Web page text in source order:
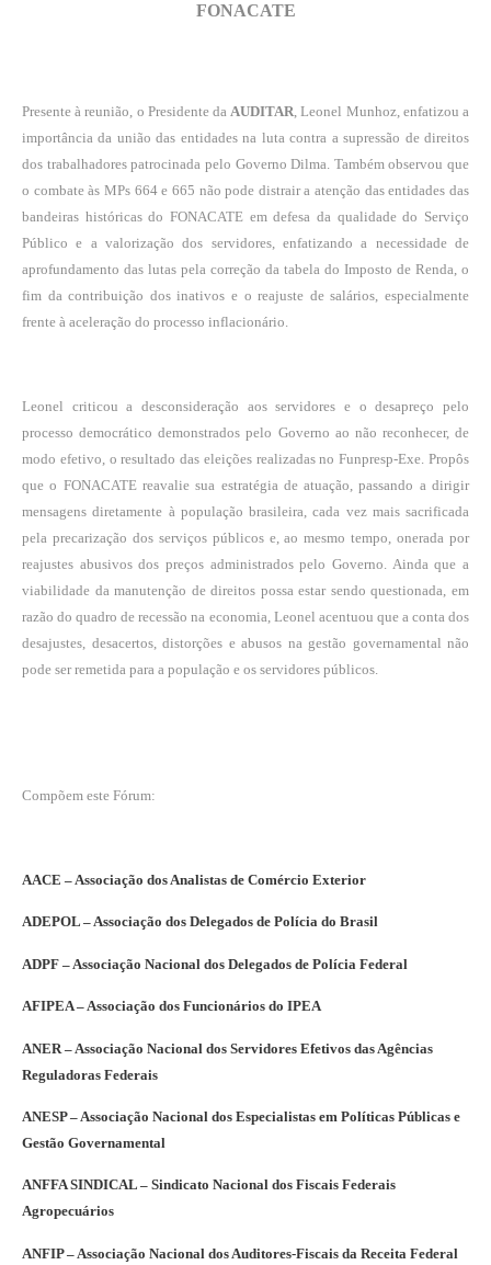
FONACATE
Presente à reunião, o Presidente daAUDITAR, Leonel Munhoz, enfatizou a
importância da união das entidades na luta contra a supressão de direitos
dos trabalhadores patrocinada pelo Governo Dilma. Também observou que
o combate às MPs 664 e 665 não pode distrair a atenção das entidades das
bandeiras históricas do FONACATE em defesa da qualidade do Serviço
Público e a valorização dos servidores, enfatizando a necessidade de
aprofundamento das lutas pela correção da tabela do Imposto de Renda, o
fim da contribuição dos inativos e o reajuste de salários, especialmente
frente à aceleração do processo inflacionário.
Leonel criticou a desconsideração aos servidores e o desapreço pelo
processo democrático demonstrados pelo Governo ao não reconhecer, de
modo efetivo, o resultado das eleições realizadas no Funpresp-Exe. Propôs
que o FONACATE reavalie sua estratégia de atuação, passando a dirigir
mensagens diretamente à população brasileira, cada vez mais sacrificada
pela precarização dos serviços públicos e, ao mesmo tempo, onerada por
reajustes abusivos dos preços administrados pelo Governo. Ainda que a
viabilidade da manutenção de direitos possa estar sendo questionada, em
razão do quadro de recessão na economia, Leonel acentuou que a conta dos
desajustes, desacertos, distorções e abusos na gestão governamental não
pode ser remetida para a população e os servidores públicos.
Compõem este Fórum:
AACE – Associação dos Analistas de Comércio Exterior
ADEPOL – Associação dos Delegados de Polícia do Brasil
ADPF – Associação Nacional dos Delegados de Polícia Federal
AFIPEA – Associação dos Funcionários do IPEA
ANER – Associação Nacional dos Servidores Efetivos das Agências
Reguladoras Federais
ANESP – Associação Nacional dos Especialistas em Políticas Públicas e
Gestão Governamental
ANFFA SINDICAL – Sindicato Nacional dos Fiscais Federais
Agropecuários
ANFIP – Associação Nacional dos Auditores-Fiscais da Receita Federal